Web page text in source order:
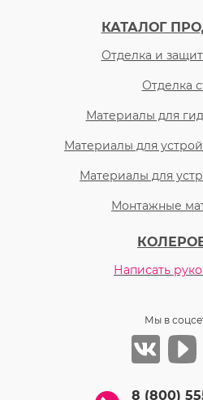
КАТАЛОГ
Отделка и
Отделка
Материалы для
Материалы для
Материалы для
Монтажные
Написать
Мы в
8 (800)